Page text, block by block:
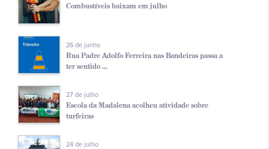
Combustíveis baixam em julho
26 de junho
Rua Padre Adolfo Ferreira nas Bandeiras passa a
ter sentido ...
27 de julho
Escola da Madalena acolheu atividade sobre
turfeiras
24 de julho